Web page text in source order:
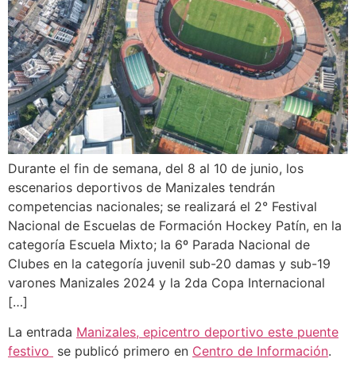
Durante el fin de semana, del 8 al 10 de junio, los
escenarios deportivos de Manizales tendrán
competencias nacionales; se realizará el 2° Festival
Nacional de Escuelas de Formación Hockey Patín, en la
categoría Escuela Mixto; la 6º Parada Nacional de
Clubes en la categoría juvenil sub-20 damas y sub-19
varones Manizales 2024 y la 2da Copa Internacional
[…]
La entrada Manizales, epicentro deportivo este puente
festivo se publicó primero en Centro de Información.